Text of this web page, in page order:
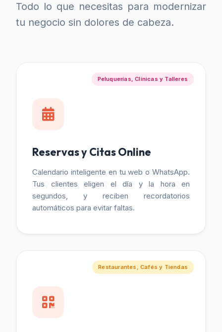
Todo lo que necesitas para modernizar
tu negocio sin dolores de cabeza.
Peluquerías, Clínicas y Talleres
Reservas y Citas Online
Calendario inteligente en tu web o WhatsApp.
Tus clientes eligen el día y la hora en
segundos, y reciben recordatorios
automáticos para evitar faltas.
Restaurantes, Cafés y Tiendas